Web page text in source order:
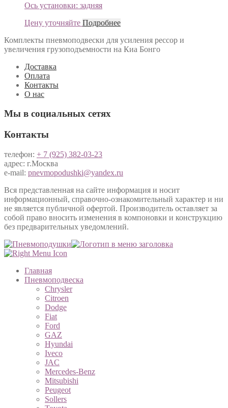
Ось установки: задняя
Цену уточняйте Подробнее
Комплекты пневмоподвески для усиления рессор и
увеличения грузоподъемности на Киа Бонго
Доставка
Оплата
Контакты
О нас
Мы в социальных сетях
Контакты
телефон: + 7 (925) 382-03-23
адрес: г.Москва
e-mail: pnevmopodushki@yandex.ru
Вся представленная на сайте информация и носит
информационный, справочно-ознакомительный характер и ни
не является публичной офертой. Производитель оставляет за
собой право вносить изменения в компоновки и конструкцию
без предварительных уведомлений.
Главная
Пневмоподвеска
Chrysler
Citroen
Dodge
Fiat
Ford
GAZ
Hyundai
Iveco
JAC
Mercedes-Benz
Mitsubishi
Peugeot
Sollers